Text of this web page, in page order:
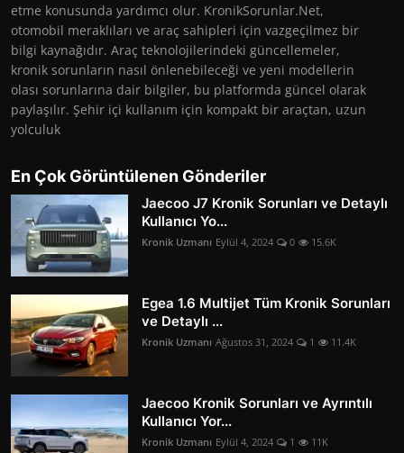
etme konusunda yardımcı olur. KronikSorunlar.Net,
otomobil meraklıları ve araç sahipleri için vazgeçilmez bir
bilgi kaynağıdır. Araç teknolojilerindeki güncellemeler,
kronik sorunların nasıl önlenebileceği ve yeni modellerin
olası sorunlarına dair bilgiler, bu platformda güncel olarak
paylaşılır. Şehir içi kullanım için kompakt bir araçtan, uzun
yolculuk
En Çok Görüntülenen Gönderiler
Jaecoo J7 Kronik Sorunları ve Detaylı
Kullanıcı Yo...
Kronik Uzmanı Eylül 4, 2024 0 15.6K
Egea 1.6 Multijet Tüm Kronik Sorunları
ve Detaylı ...
Kronik Uzmanı Ağustos 31, 2024 1 11.4K
Jaecoo Kronik Sorunları ve Ayrıntılı
Kullanıcı Yor...
Kronik Uzmanı Eylül 4, 2024 1 11K